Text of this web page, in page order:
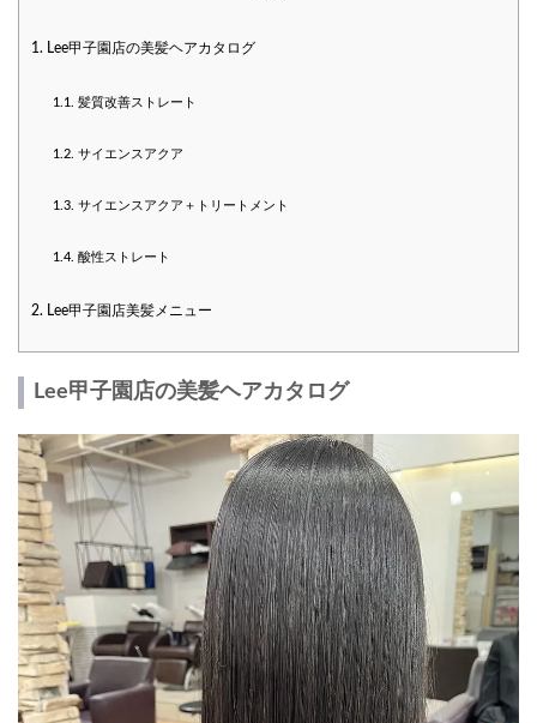
1. Lee甲子園店の美髪ヘアカタログ
1.1. 髪質改善ストレート
1.2. サイエンスアクア
1.3. サイエンスアクア＋トリートメント
1.4. 酸性ストレート
2. Lee甲子園店美髪メニュー
Lee甲子園店の美髪ヘアカタログ